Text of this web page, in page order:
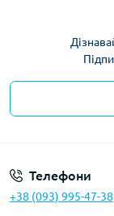
Телефони
+38 (093) 995-47-38